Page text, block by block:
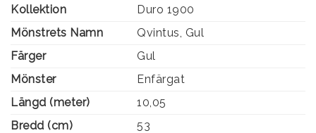
Kollektion
Duro 1900
Mönstrets Namn
Qvintus, Gul
Färger
Gul
Mönster
Enfärgat
Längd (meter)
10,05
Bredd (cm)
53